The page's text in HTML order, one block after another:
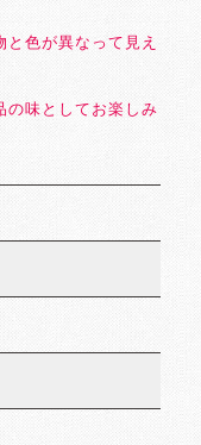
色が異なって見え
味としてお楽しみ